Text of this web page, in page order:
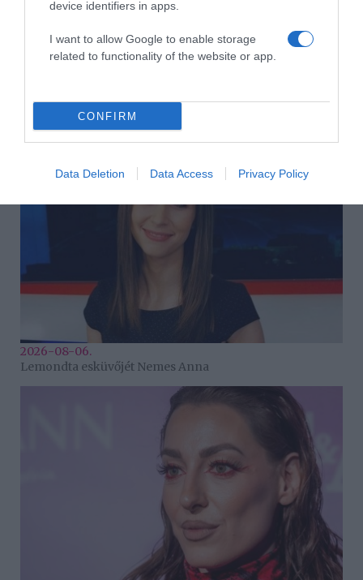
device identifiers in apps.
I want to allow Google to enable storage
related to functionality of the website or app.
CONFIRM
Data Deletion Data Access Privacy Policy
társkeresés,tanácsok,tippek
Korábbi bejegyzések Következő bejegyzés
HASONLÓ BEJEGYZÉSEK
2026-08-06.
Lemondta esküvőjét Nemes Anna